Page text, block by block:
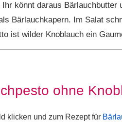
könnt daraus
Bärlauchkapern. Im Salat
ist wilder Knoblauch ein
ohne
klicken und zum Rezept für